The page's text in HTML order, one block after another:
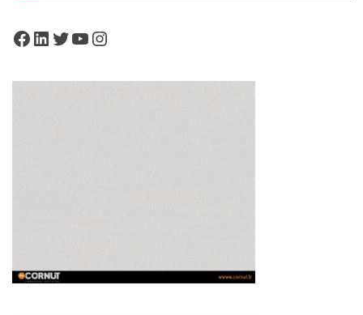
Facebook
LinkedIn
Twitter
YouTube
Instagram